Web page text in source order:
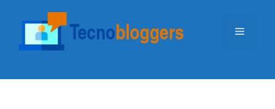
contenido
Menú